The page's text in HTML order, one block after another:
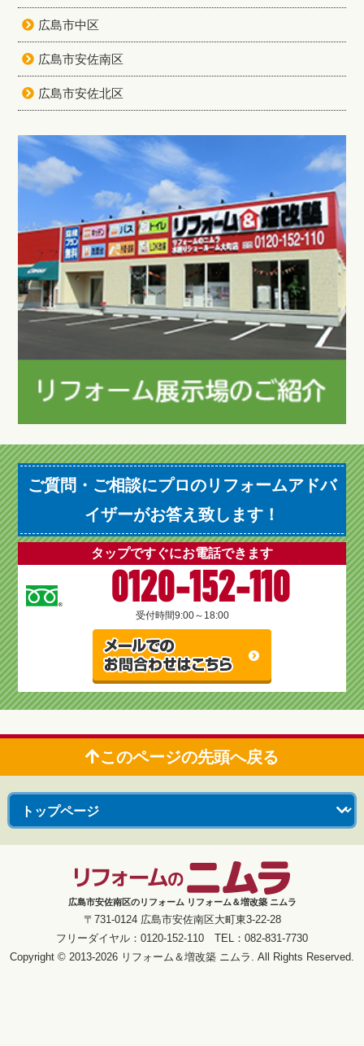
広島市中区
広島市安佐南区
広島市安佐北区
ご質問・ご相談にプロのリフォームアドバ
イザーがお答え致します！
タップですぐにお電話できます
0120-152-110
受付時間9:00～18:00
このページの先頭へ戻る
広島市安佐南区のリフォーム リフォーム＆増改築 ニムラ
〒731-0124 広島市安佐南区大町東3-22-28
フリーダイヤル：0120-152-110 TEL：082-831-7730
Copyright © 2013-2026 リフォーム＆増改築 ニムラ. All Rights Reserved.